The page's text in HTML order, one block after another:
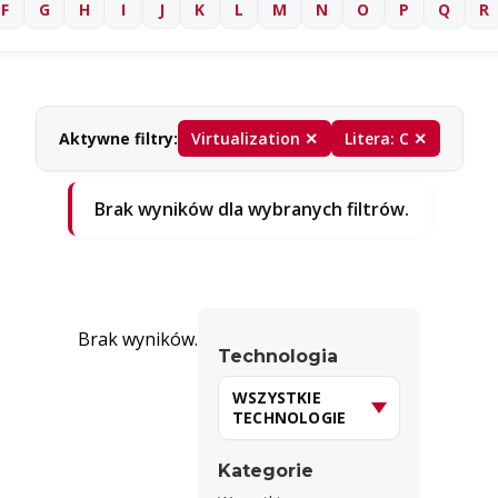
F G H I J K L M N O P Q R
Aktywne filtry: Virtualization ✕ Litera: C ✕
Brak wyników dla wybranych filtrów.
Brak wyników.
Technologia
Kategorie